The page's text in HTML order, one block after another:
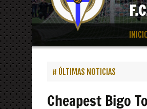
Saltar
al
contenido
ÚLTIMAS NOTICIAS
Cheapest Bigo